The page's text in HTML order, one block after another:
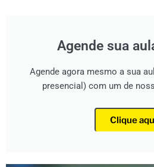
Agende sua
Agende agora mesmo a sua
presencial) com um de
Clique